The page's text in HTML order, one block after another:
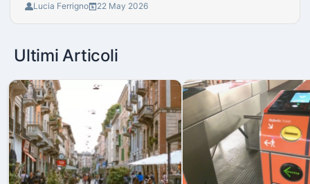
Lucia Ferrigno 22 May 2026
Ultimi Articoli